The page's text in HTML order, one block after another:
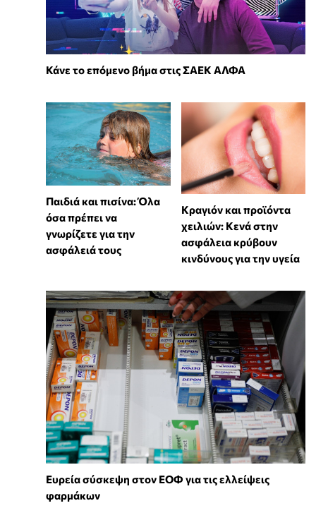
Κάνε το επόμενο βήμα στις ΣΑΕΚ ΑΛΦΑ
Παιδιά και πισίνα: Όλα
όσα πρέπει να
γνωρίζετε για την
ασφάλειά τους
Κραγιόν και προϊόντα
χειλιών: Κενά στην
ασφάλεια κρύβουν
κινδύνους για την υγεία
Ευρεία σύσκεψη στον ΕΟΦ για τις ελλείψεις
φαρμάκων